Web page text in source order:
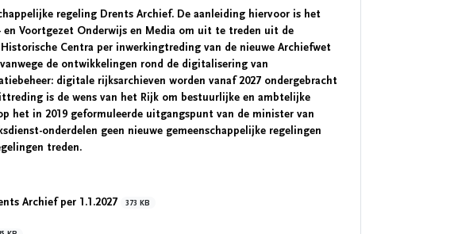
regeling Drents Archief. De aanleiding hiervoor is het
Voortgezet Onderwijs en Media om uit te treden uit de
Centra per inwerkingtreding van de nieuwe Archiefwet
de ontwikkelingen rond de digitalisering van
digitale rijksarchieven worden vanaf 2027 ondergebracht
is de wens van het Rijk om bestuurlijke en ambtelijke
het in 2019 geformuleerde uitgangspunt van de minister van
onderdelen geen nieuwe gemeenschappelijke regelingen
treden.
Archief per 1.1.2027
373 KB